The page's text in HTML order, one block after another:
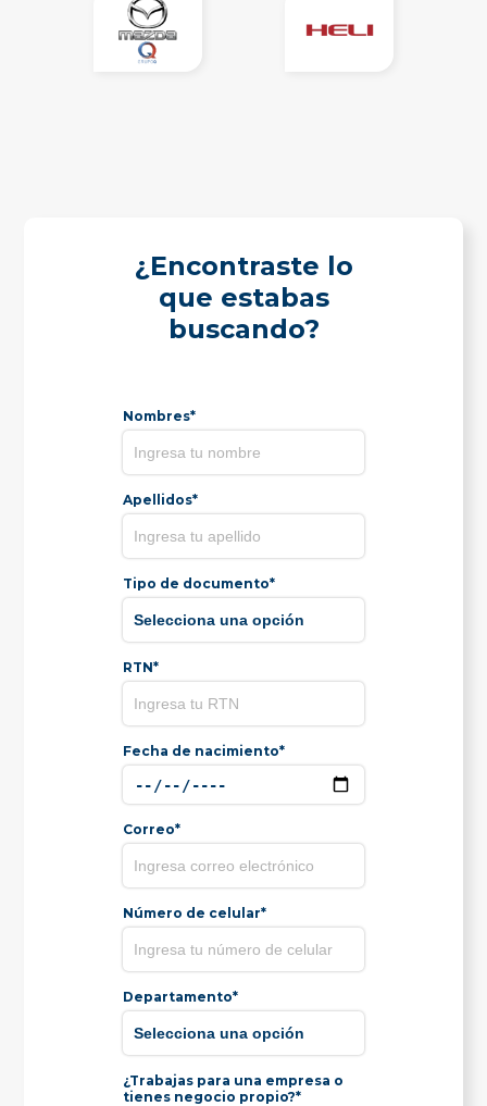
¿Encontraste lo
que estabas
buscando?
Nombres*
Apellidos*
Tipo de documento*
RTN*
Fecha de nacimiento*
Correo*
Número de celular*
Departamento*
¿Trabajas para una empresa o
tienes negocio propio?*